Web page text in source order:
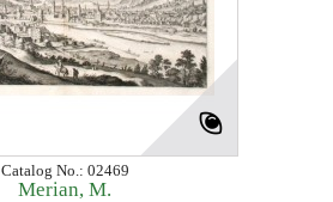
Catalog No.: 02469
Merian, M.